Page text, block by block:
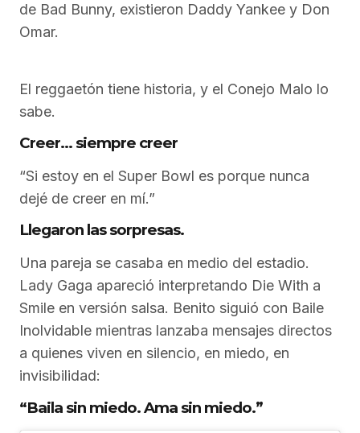
de Bad Bunny, existieron Daddy Yankee y Don
Omar.
El reggaetón tiene historia, y el Conejo Malo lo
sabe.
Creer… siempre creer
“Si estoy en el Super Bowl es porque nunca
dejé de creer en mí.”
Llegaron las sorpresas.
Una pareja se casaba en medio del estadio.
Lady Gaga apareció interpretando Die With a
Smile en versión salsa. Benito siguió con Baile
Inolvidable mientras lanzaba mensajes directos
a quienes viven en silencio, en miedo, en
invisibilidad:
“Baila sin miedo. Ama sin miedo.”